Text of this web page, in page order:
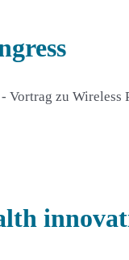
Vortrag zu Wireless